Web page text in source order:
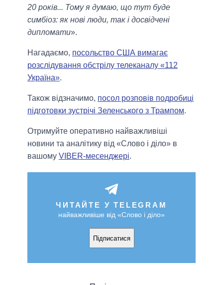
20 років... Тому я думаю, що тут буде
симбіоз: як нові люди, так і досвідчені
дипломати».
Нагадаємо, посольство США вимагає
розслідування обстрілу телеканалу «112
Україна».
Також відзначимо, посол розповів подробиці
підготовки зустрічі Зеленського з Трампом.
Отримуйте оперативно найважливіші
новини та аналітику від «Слово і діло» в
вашому VIBER-месенджері.
ЧИТАЙТЕ У TELEGRAM
найважливіше від «Слово і діло»
Підписатися